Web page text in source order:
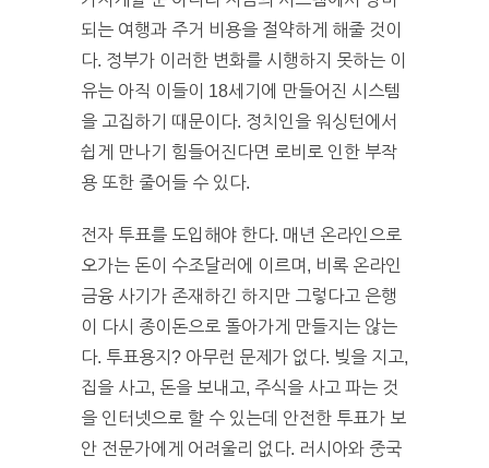
되는 여행과 주거 비용을 절약하게 해줄 것이
다. 정부가 이러한 변화를 시행하지 못하는 이
유는 아직 이들이 18세기에 만들어진 시스템
을 고집하기 때문이다. 정치인을 워싱턴에서
쉽게 만나기 힘들어진다면 로비로 인한 부작
용 또한 줄어들 수 있다.
전자 투표를 도입해야 한다. 매년 온라인으로
오가는 돈이 수조달러에 이르며, 비록 온라인
금융 사기가 존재하긴 하지만 그렇다고 은행
이 다시 종이돈으로 돌아가게 만들지는 않는
다. 투표용지? 아무런 문제가 없다. 빚을 지고,
집을 사고, 돈을 보내고, 주식을 사고 파는 것
을 인터넷으로 할 수 있는데 안전한 투표가 보
안 전문가에게 어려울리 없다. 러시아와 중국